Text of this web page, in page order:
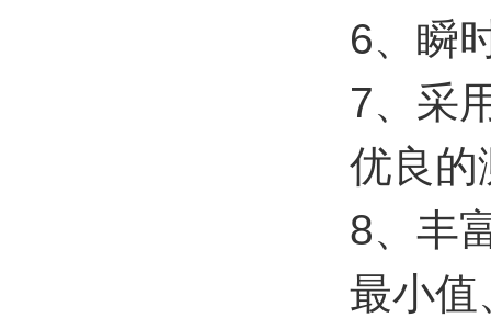
6、瞬
7、采
优良的
8、丰
最小值